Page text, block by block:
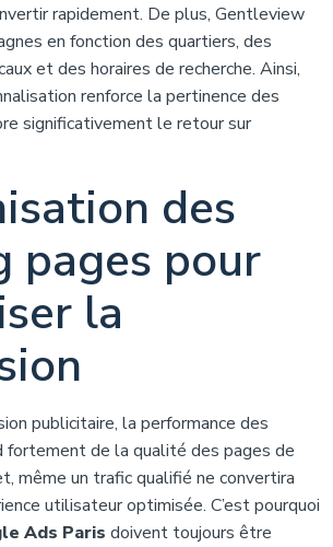
rapidement. De plus, Gentleview
en fonction des quartiers, des
et des horaires de recherche. Ainsi,
renforce la pertinence des
significativement le retour sur
des
pages pour
la
publicitaire, la performance des
fortement de la qualité des pages de
même un trafic qualifié ne convertira
utilisateur optimisée. C’est pourquoi
Ads Paris doivent toujours être